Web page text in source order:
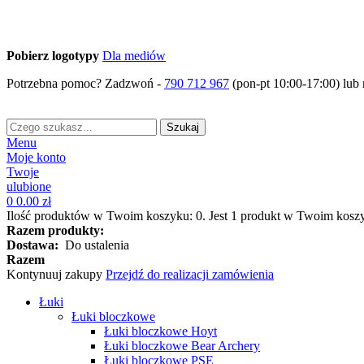
Pobierz logotypy Dla mediów
Potrzebna pomoc? Zadzwoń - 790 712 967 (pon-pt 10:00-17:00) lub
Szukaj
Menu
Moje konto
Twoje
ulubione
0 0.00 zł
Ilość produktów w Twoim koszyku: 0. Jest 1 produkt w Twoim
Razem produkty:
Dostawa: Do ustalenia
Razem
Kontynuuj zakupy Przejdź do realizacji zamówienia
Łuki
Łuki bloczkowe
Łuki bloczkowe Hoyt
Łuki bloczkowe Bear Archery
Łuki bloczkowe PSE